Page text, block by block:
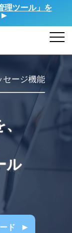
理ツール」を
ージ機能
、
ル
ド